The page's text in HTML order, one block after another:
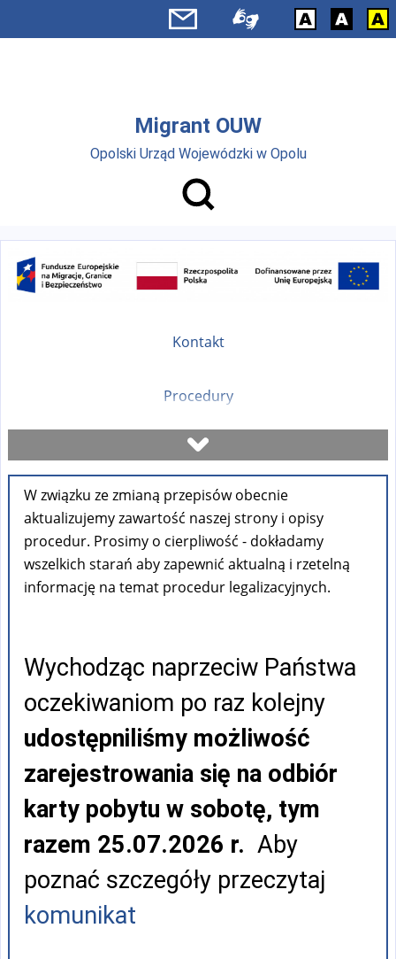
Przejdź do menu głównego
Migrant OUW
Opolski Urząd Wojewódzki w Opolu
Kontakt
Procedury
Umów się na wizytę
Sprawdź stan sprawy
Formularze
FAQ
Pouczenia
W związku ze zmianą przepisów obecnie
aktualizujemy zawartość naszej strony i opisy
procedur. Prosimy o cierpliwość - dokładamy
wszelkich starań aby zapewnić aktualną i rzetelną
informację na temat procedur legalizacyjnych.
Wychodząc naprzeciw Państwa
oczekiwaniom po raz kolejny
udostępniliśmy możliwość
zarejestrowania się na odbiór
karty pobytu w sobotę, tym
razem 25.07.2026 r. Aby
poznać szczegóły przeczytaj
komunikat